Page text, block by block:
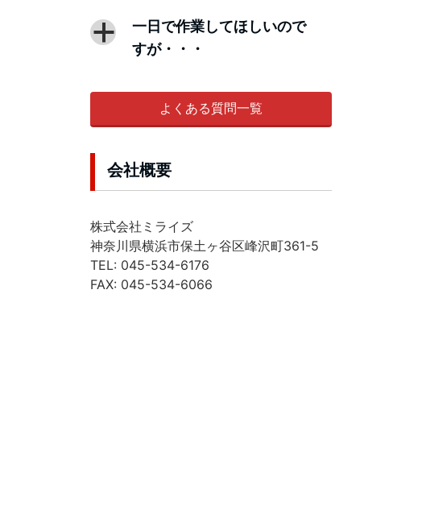
a
一日で作業してほしいので
すが・・・
よくある質問一覧
会社概要
株式会社ミライズ
神奈川県横浜市保土ヶ谷区峰沢町361-5
TEL: 045-534-6176
FAX: 045-534-6066